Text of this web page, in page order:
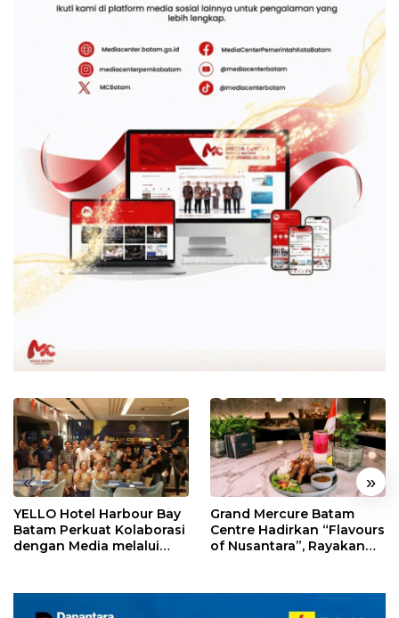
« »
YELLO Hotel Harbour Bay
Batam Perkuat Kolaborasi
dengan Media melalui
Grand Mercure Batam
Centre Hadirkan “Flavours
of Nusantara”, Rayakan